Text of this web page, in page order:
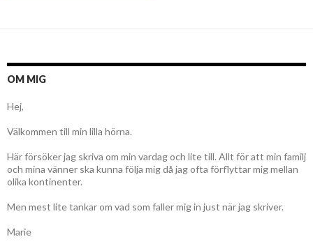
OM MIG
Hej,
Välkommen till min lilla hörna.
Här försöker jag skriva om min vardag och lite till. Allt för att min familj
och mina vänner ska kunna följa mig då jag ofta förflyttar mig mellan
olika kontinenter.
Men mest lite tankar om vad som faller mig in just när jag skriver.
Marie